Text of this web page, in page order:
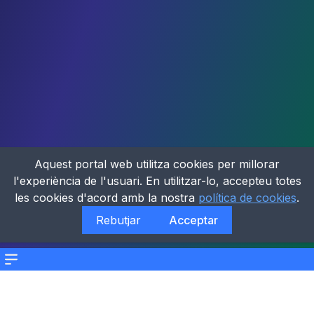
Menu
Aquest portal web utilitza cookies per millorar
l'experiència de l'usuari. En utilitzar-lo, accepteu totes
les cookies d'acord amb la nostra política de cookies.
Rebutjar
Acceptar